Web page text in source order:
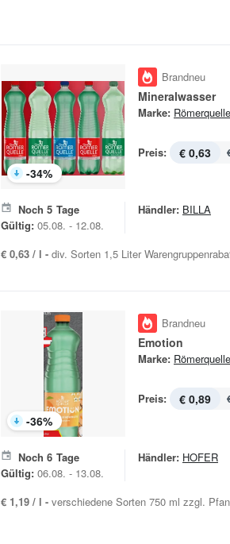
-34%
Brandneu
Mineralwasser
Marke: Römerquelle
Preis: € 0,63
Noch 5 Tage
Gültig: 05.08. - 12.08.
Händler: BILLA
€ 0,63 / l - div. Sorten 1,5 Liter
-36%
Brandneu
Emotion
Marke: Römerquelle
Preis: € 0,89
Noch 6 Tage
Gültig: 06.08. - 13.08.
Händler: HOFER
€ 1,19 / l - verschiedene Sorten 750 ml zzgl.